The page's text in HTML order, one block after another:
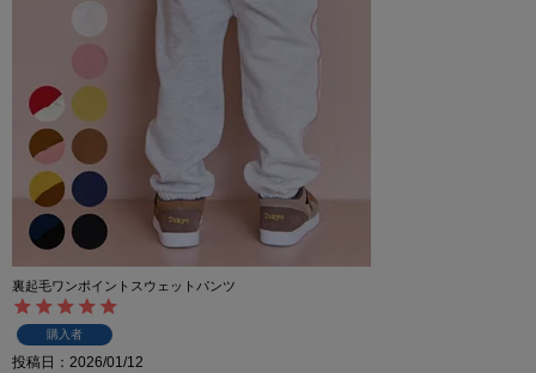
裏起毛ワンポイントスウェットパンツ
購入者
投稿日 2026/01/12